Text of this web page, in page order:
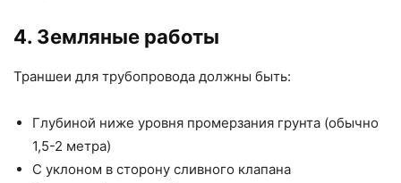
4. Земляные работы
Траншеи для трубопровода должны быть:
Глубиной ниже уровня промерзания грунта (обычно
1,5-2 метра)
С уклоном в сторону сливного клапана